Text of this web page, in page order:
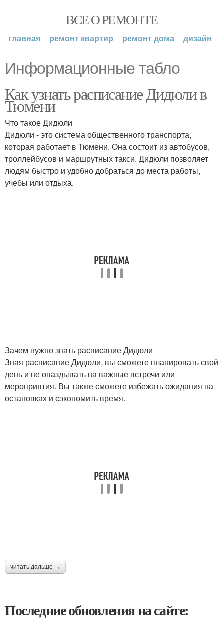
ВСЕ О РЕМОНТЕ
главная ремонт квартир ремонт дома дизайн
Информационные табло
Как узнать расписание Дидюли в
Тюмени
Что такое Дидюли
Дидюли - это система общественного транспорта,
которая работает в Тюмени. Она состоит из автобусов,
троллейбусов и маршрутных такси. Дидюли позволяет
людям быстро и удобно добраться до места работы,
учебы или отдыха.
Зачем нужно знать расписание Дидюли
Зная расписание Дидюли, вы сможете планировать свой
день и не опаздывать на важные встречи или
мероприятия. Вы также сможете избежать ожидания на
остановках и сэкономить время.
читать дальше →
Последние обновления на сайте: